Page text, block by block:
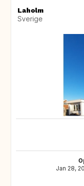
Laholm
Sverige
Jan 28,